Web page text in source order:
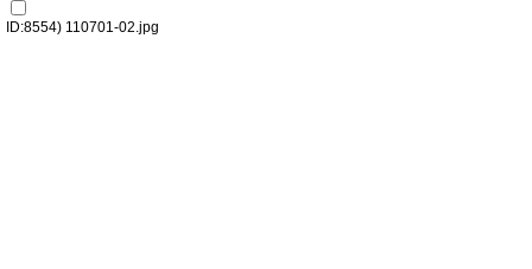
ID:8554) 110701-02.jpg